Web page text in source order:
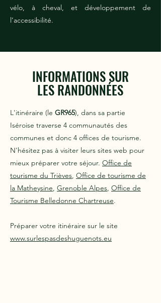
vélo, à cheval, et développement de
l’accessibilité.
INFORMATIONS SUR
LES RANDONNÉES
L'itinéraire (le GR965), dans sa partie
Iséroise traverse 4 communautés des
communes et donc 4 offices de tourisme.
N'hésitez pas à visiter leurs sites web pour
mieux préparer votre séjour. Office de
tourisme du Trièves, Office de tourisme de
la Matheysine, Grenoble Alpes, Office de
Tourisme Belledonne Chartreuse.
Préparer votre itinéraire sur le site
www.surlespasdeshuguenots.eu